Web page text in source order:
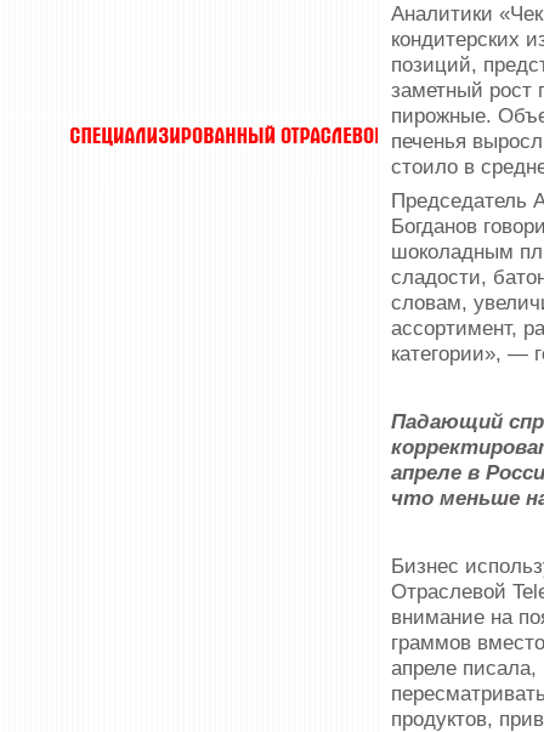
Аналитики
кондитерских
позиций,
заметный рост
пирожные.
печенья
стоило в
Председатель
Богданов
шоколадным
сладости,
словам,
ассортимент,
категории», —
Падающий
апреле в
что меньше
Бизнес
Отраслевой
внимание на
граммов
апреле
продуктов,